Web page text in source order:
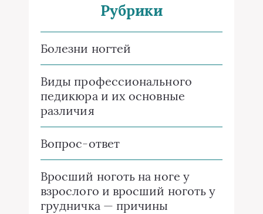
Рубрики
Болезни ногтей
Виды профессионального
педикюра и их основные
различия
Вопрос-ответ
Вросший ноготь на ноге у
взрослого и вросший ноготь у
грудничка — причины